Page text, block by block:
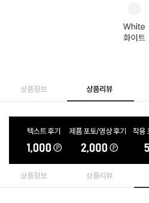
상품정보 상품리뷰
상품정보 상품리뷰